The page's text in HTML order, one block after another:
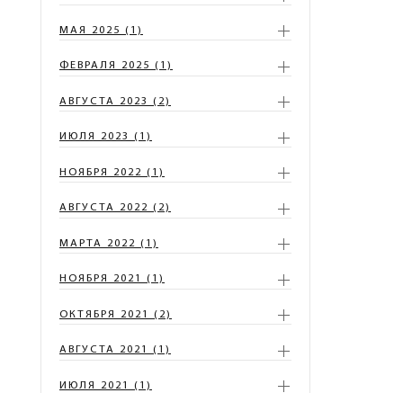
МАЯ 2025 (1)
ФЕВРАЛЯ 2025 (1)
АВГУСТА 2023 (2)
ИЮЛЯ 2023 (1)
НОЯБРЯ 2022 (1)
АВГУСТА 2022 (2)
МАРТА 2022 (1)
НОЯБРЯ 2021 (1)
ОКТЯБРЯ 2021 (2)
АВГУСТА 2021 (1)
ИЮЛЯ 2021 (1)